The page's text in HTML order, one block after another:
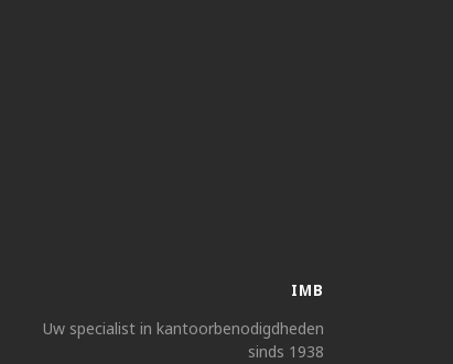
IMB
Uw specialist in kantoorbenodigdheden
sinds 1938